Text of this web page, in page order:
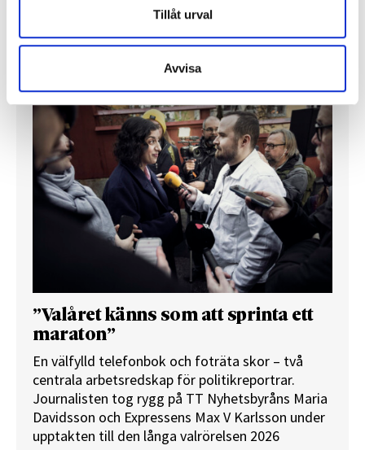
Tillåt urval
Avvisa
”Valåret känns som att sprinta ett
maraton”
En välfylld telefonbok och foträta skor – två
centrala arbetsredskap för politikreportrar.
Journalisten tog rygg på TT Nyhetsbyråns Maria
Davidsson och Expressens Max V Karlsson under
upptakten till den långa valrörelsen 2026